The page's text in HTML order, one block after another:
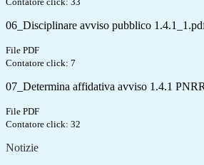
06_Disciplinare avviso pubblico
File PDF
Contatore click: 7
07_Determina affidativa avviso 1.4.1
File PDF
Contatore click: 32
Notizie